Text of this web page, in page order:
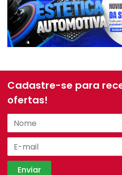
Cadastre-se para
ofertas!